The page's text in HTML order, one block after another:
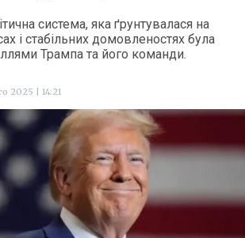
система, яка ґрунтувалася на
і стабільних домовленостях була
Трампа та його команди.
2025 | 14:21